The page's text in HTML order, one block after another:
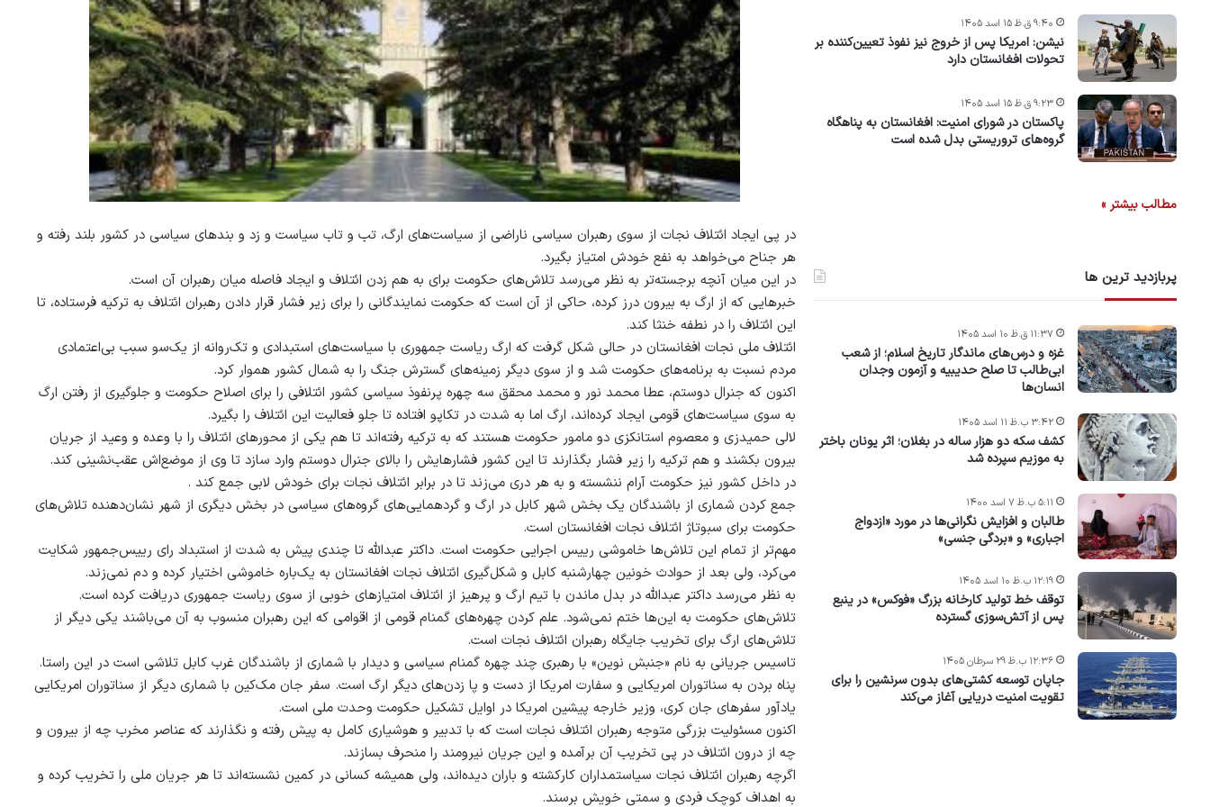
در پی ایجاد ائتلاف نجات از سوی رهبران سیاسی ناراضی از سیاست‌های ارگ، تب و تاب سیاست و زد و بندهای سیاسی در کشور بلند رفته و
هر جناح می‌خواهد به نفع خودش امتیاز بگیرد.
در این میان آنچه برجسته‌تر به نظر می‌رسد تلاش‌های حکومت برای به هم زدن ائتلاف و ایجاد فاصله میان رهبران آن است.
خبرهایی که از ارگ به بیرون درز کرده، حاکی از آن است که حکومت نمایندگانی را برای زیر فشار قرار دادن رهبران ائتلاف به ترکیه فرستاده، تا
این ائتلاف را در نطفه خنثا کند.
ائتلاف ملی نجات افغانستان در حالی شکل گرفت که ارگ ریاست جمهوری با سیاست‌های استبدادی و تک‌روانه از یک‌سو سبب بی‌اعتمادی
مردم نسبت به برنامه‌های حکومت شد و از سوی دیگر زمینه‌های گسترش جنگ را به شمال کشور هموار کرد.
اکنون که جنرال دوستم، عطا محمد نور و محمد محقق سه چهره پرنفوذ سیاسی کشور ائتلافی را برای اصلاح حکومت و جلوگیری از رفتن ارگ
به سوی سیاست‌های قومی ایجاد کرده‌اند، ارگ اما به شدت در تکاپو افتاده تا جلو فعالیت این ائتلاف را بگیرد.
لالی حمیدزی و معصوم استانکزی دو مامور حکومت هستند که به ترکیه رفته‌اند تا هم یکی از محورهای ائتلاف را با وعده و وعید از جریان
بیرون بکشند و هم ترکیه را زیر فشار بگذارند تا این کشور فشارهایش را بالای جنرال دوستم وارد سازد تا وی از موضع‌اش عقب‌نشینی کند.
در داخل کشور نیز حکومت آرام ننشسته و به هر دری می‌زند تا در برابر ائتلاف نجات برای خودش لابی جمع کند .
جمع کردن شماری از باشندگان یک بخش شهر کابل در ارگ و گردهمایی‌های گروه‌های سیاسی در بخش دیگری از شهر نشان‌دهنده تلاش‌های
حکومت برای سبوتاژ ائتلاف نجات افغانستان است.
مهم‌تر از تمام این تلاش‌ها خاموشی رییس اجرایی حکومت است. داکتر عبدالله تا چندی پیش به شدت از استبداد رای رییس‌جمهور شکایت
می‌کرد، ولی بعد از حوادث خونین چهارشنبه کابل و شکل‌گیری ائتلاف نجات افغانستان به یک‌باره خاموشی اختیار کرده و دم نمی‌زند.
به نظر می‌رسد داکتر عبدالله در بدل ماندن با تیم ارگ و پرهیز از ائتلاف امتیازهای خوبی از سوی ریاست جمهوری دریافت کرده است.
تلاش‌های حکومت به این‌ها ختم نمی‌شود. علم کردن چهره‌های گمنام قومی از اقوامی که این رهبران منسوب به آن می‌باشند یکی دیگر از
تلاش‌های ارگ برای تخریب جایگاه رهبران ائتلاف نجات است.
تاسیس جریانی به نام «جنبش نوین» با رهبری چند چهره گمنام سیاسی و دیدار با شماری از باشندگان غرب کابل تلاشی است در این راستا.
پناه‌ بردن به سناتوران امریکایی و سفارت امریکا از دست و پا زدن‌های دیگر ارگ است. سفر جان مک‌کین با شماری دیگر از سناتوران امریکایی
یادآور سفرهای جان کری، وزیر خارجه پیشین امریکا در اوایل تشکیل حکومت وحدت ملی است.
اکنون مسئولیت بزرگی متوجه رهبران ائتلاف نجات است که با تدبیر و هوشیاری کامل به پیش رفته و نگذارند که عناصر مخرب چه از بیرون و
چه از درون ائتلاف در پی تخریب آن برآمده و این جریان نیرومند را منحرف بسازند.
اگرچه رهبران ائتلاف نجات سیاستمداران کارکشته و باران دیده‌اند، ولی همیشه کسانی در کمین نشسته‌اند تا هر جریان ملی را تخریب کرده و
به اهداف کوچک فردی و سمتی خویش برسند.
نیشن: امریکا پس از خروج نیز نفوذ تعیین‌کننده بر
تحولات افغانستان دارد
۹:۴۰ ق.ظ ۱۵ اسد ۱۴۰۵
پاکستان در شورای امنیت: افغانستان به پناهگاه
گروه‌های تروریستی بدل شده است
۹:۲۳ ق.ظ ۱۵ اسد ۱۴۰۵
مطالب بیشتر »
پربازدید ترین ها
غزه و درس‌های ماندگار تاریخ اسلام؛ از شعب
ابی‌طالب تا صلح حدیبیه و آزمون وجدان
انسان‌ها
۱۱:۳۷ ق.ظ ۱۰ اسد ۱۴۰۵
کشف سکه دو هزار ساله در بغلان؛ اثر یونان باختر
به موزیم سپرده شد
۳:۴۲ ب.ظ ۱۱ اسد ۱۴۰۵
طالبان و افزایش نگرانی‌ها در مورد «ازدواج
اجباری» و «بردگی جنسی»
۵:۱۱ ب.ظ ۷ اسد ۱۴۰۰
توقف خط تولید کارخانه بزرگ «فوکس» در ینبع
پس از آتش‌سوزی گسترده
۱۲:۱۹ ب.ظ ۱۰ اسد ۱۴۰۵
جاپان توسعه کشتی‌های بدون سرنشین را برای
تقویت امنیت دریایی آغاز می‌کند
۱۲:۳۶ ب.ظ ۲۹ سرطان ۱۴۰۵